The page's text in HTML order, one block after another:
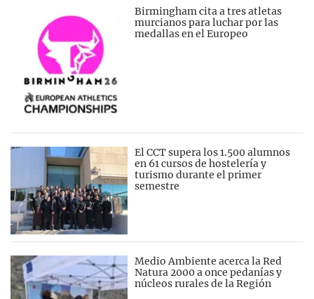
Birmingham cita a tres atletas
murcianos para luchar por las
medallas en el Europeo
El CCT supera los 1.500 alumnos
en 61 cursos de hostelería y
turismo durante el primer
semestre
Medio Ambiente acerca la Red
Natura 2000 a once pedanías y
núcleos rurales de la Región